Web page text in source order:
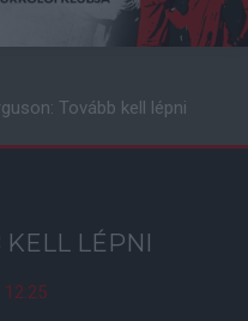
Tovább kell lépni
KELL LÉPNI
12:25